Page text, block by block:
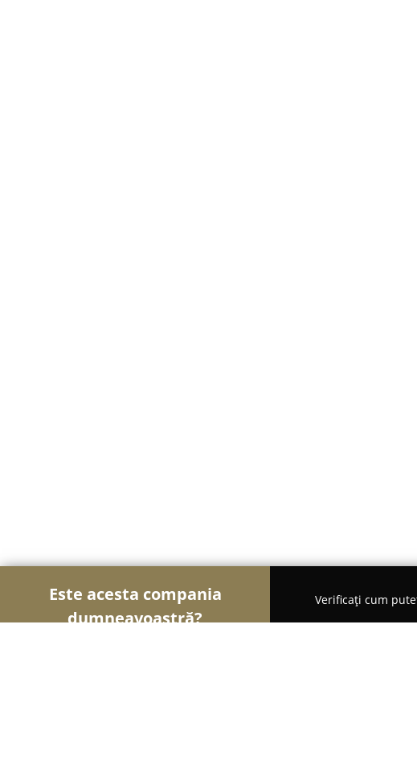
Este acesta compania
dumneavoastră?
Verificați cum